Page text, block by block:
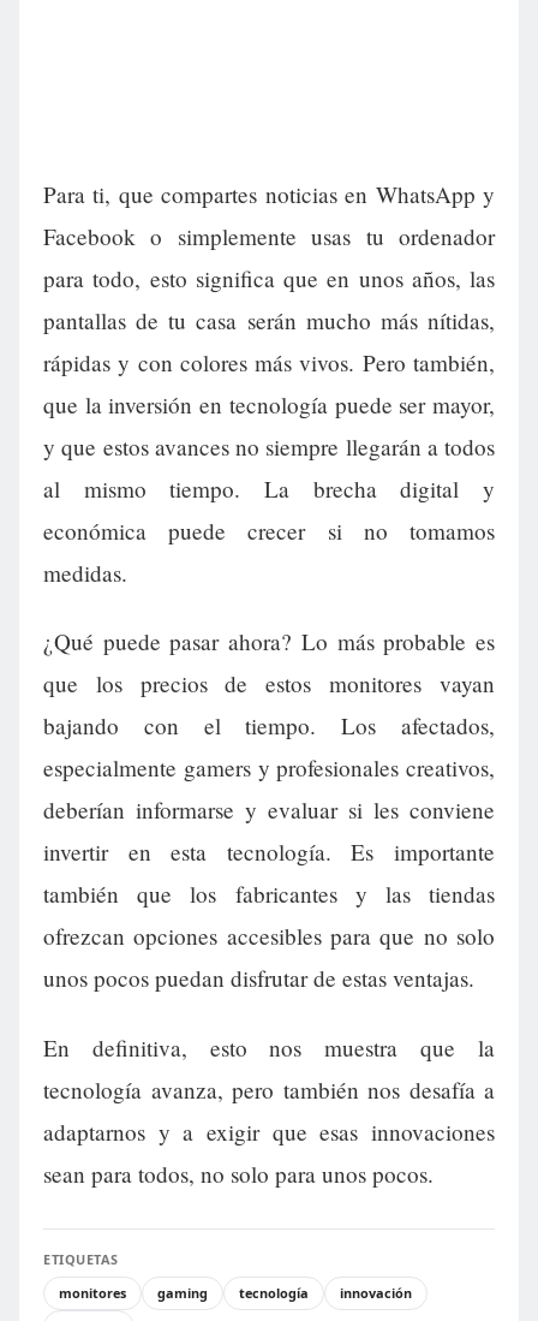
Para ti, que compartes noticias en WhatsApp y
Facebook o simplemente usas tu ordenador
para todo, esto significa que en unos años, las
pantallas de tu casa serán mucho más nítidas,
rápidas y con colores más vivos. Pero también,
que la inversión en tecnología puede ser mayor,
y que estos avances no siempre llegarán a todos
al mismo tiempo. La brecha digital y
económica puede crecer si no tomamos
medidas.
¿Qué puede pasar ahora? Lo más probable es
que los precios de estos monitores vayan
bajando con el tiempo. Los afectados,
especialmente gamers y profesionales creativos,
deberían informarse y evaluar si les conviene
invertir en esta tecnología. Es importante
también que los fabricantes y las tiendas
ofrezcan opciones accesibles para que no solo
unos pocos puedan disfrutar de estas ventajas.
En definitiva, esto nos muestra que la
tecnología avanza, pero también nos desafía a
adaptarnos y a exigir que esas innovaciones
sean para todos, no solo para unos pocos.
ETIQUETAS
monitores
gaming tecnología
innovación